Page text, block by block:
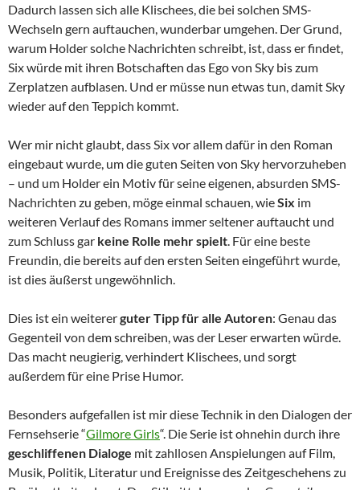
Dadurch lassen sich alle Klischees, die bei solchen SMS-
Wechseln gern auftauchen, wunderbar umgehen. Der Grund,
warum Holder solche Nachrichten schreibt, ist, dass er findet,
Six würde mit ihren Botschaften das Ego von Sky bis zum
Zerplatzen aufblasen. Und er müsse nun etwas tun, damit Sky
wieder auf den Teppich kommt.
Wer mir nicht glaubt, dass Six vor allem dafür in den Roman
eingebaut wurde, um die guten Seiten von Sky hervorzuheben
– und um Holder ein Motiv für seine eigenen, absurden SMS-
Nachrichten zu geben, möge einmal schauen, wieSix im
weiteren Verlauf des Romans immer seltener auftaucht und
zum Schluss gar keine Rolle mehr spielt. Für eine beste
Freundin, die bereits auf den ersten Seiten eingeführt wurde,
ist dies äußerst ungewöhnlich.
Dies ist ein weitererguter Tipp für alle Autoren: Genau das
Gegenteil von dem schreiben, was der Leser erwarten würde.
Das macht neugierig, verhindert Klischees, und sorgt
außerdem für eine Prise Humor.
Besonders aufgefallen ist mir diese Technik in den Dialogen der
Fernsehserie “Gilmore Girls“. Die Serie ist ohnehin durch ihre
geschliffenen Dialoge mit zahllosen Anspielungen auf Film,
Musik, Politik, Literatur und Ereignisse des Zeitgeschehens zu